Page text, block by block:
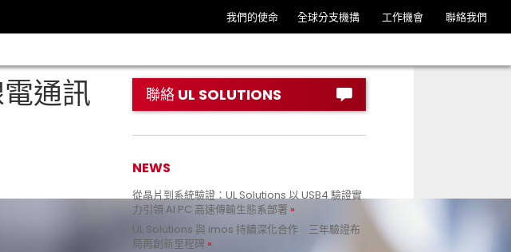
我們的使命 全球分支機搆 工作機會 聯絡我們
通訊
聯絡 UL SOLUTIONS
NEWS
從晶片到系統驗證：UL Solutions 以 USB4 驗證實
力引領 AI PC 高速傳輸生態系部署
UL Solutions 與 imos 持續深化合作 三年驗證布
局再創新里程碑